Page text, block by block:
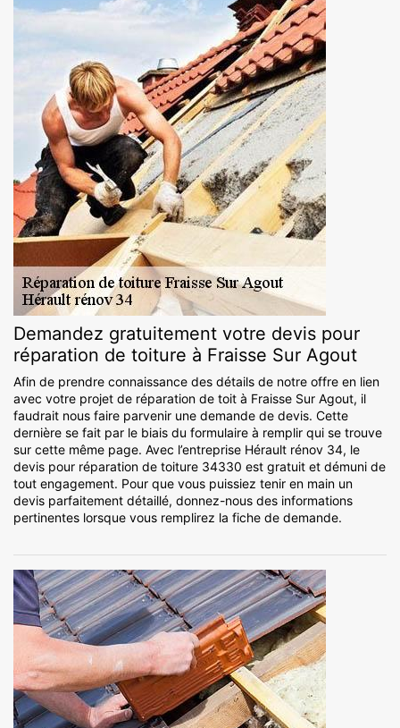
Demandez gratuitement votre devis pour
réparation de toiture à Fraisse Sur Agout
Afin de prendre connaissance des détails de notre offre en lien
avec votre projet de réparation de toit à Fraisse Sur Agout, il
faudrait nous faire parvenir une demande de devis. Cette
dernière se fait par le biais du formulaire à remplir qui se trouve
sur cette même page. Avec l’entreprise Hérault rénov 34, le
devis pour réparation de toiture 34330 est gratuit et démuni de
tout engagement. Pour que vous puissiez tenir en main un
devis parfaitement détaillé, donnez-nous des informations
pertinentes lorsque vous remplirez la fiche de demande.